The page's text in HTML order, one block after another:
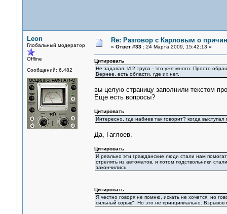
Leon
Глобальный модератор
Offline
Сообщений: 6,482
Re: Разговор с Карловым о
« Ответ #33 :24 Марта 2009, 15:42:13 »
Цитировать
Не задавал. И 2 трупа - это уже много. Просто
Вернее, есть области, где их нет.
вы целую страницу заполнили текстом
Еще есть вопросы?
Цитировать
Интересно, где набиев так говорит? когда
Да, Гаглоев.
Цитировать
И реально эти гражданские люди стали нам
стрелять из автоматов, и потом подствольники
закончились.
Цитировать
Я честно говоря не помню, искать не хочется, но
сильный взрыв". Но это не принципиально.